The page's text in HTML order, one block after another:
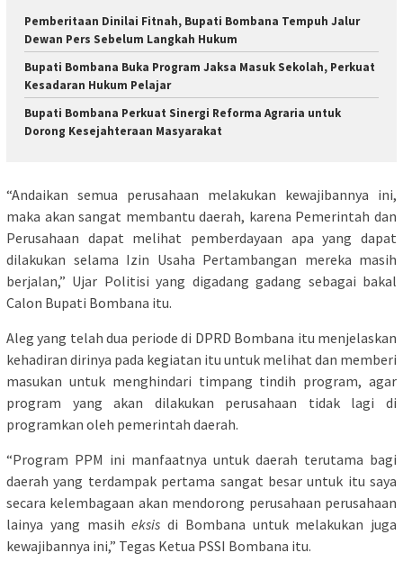
Pemberitaan Dinilai Fitnah, Bupati Bombana Tempuh Jalur
Dewan Pers Sebelum Langkah Hukum
Bupati Bombana Buka Program Jaksa Masuk Sekolah, Perkuat
Kesadaran Hukum Pelajar
Bupati Bombana Perkuat Sinergi Reforma Agraria untuk
Dorong Kesejahteraan Masyarakat
“Andaikan semua perusahaan melakukan kewajibannya ini,
maka akan sangat membantu daerah, karena Pemerintah dan
Perusahaan dapat melihat pemberdayaan apa yang dapat
dilakukan selama Izin Usaha Pertambangan mereka masih
berjalan,” Ujar Politisi yang digadang gadang sebagai bakal
Calon Bupati Bombana itu.
Aleg yang telah dua periode di DPRD Bombana itu menjelaskan
kehadiran dirinya pada kegiatan itu untuk melihat dan memberi
masukan untuk menghindari timpang tindih program, agar
program yang akan dilakukan perusahaan tidak lagi di
programkan oleh pemerintah daerah.
“Program PPM ini manfaatnya untuk daerah terutama bagi
daerah yang terdampak pertama sangat besar untuk itu saya
secara kelembagaan akan mendorong perusahaan perusahaan
lainya yang masiheksis di Bombana untuk melakukan juga
kewajibannya ini,” Tegas Ketua PSSI Bombana itu.